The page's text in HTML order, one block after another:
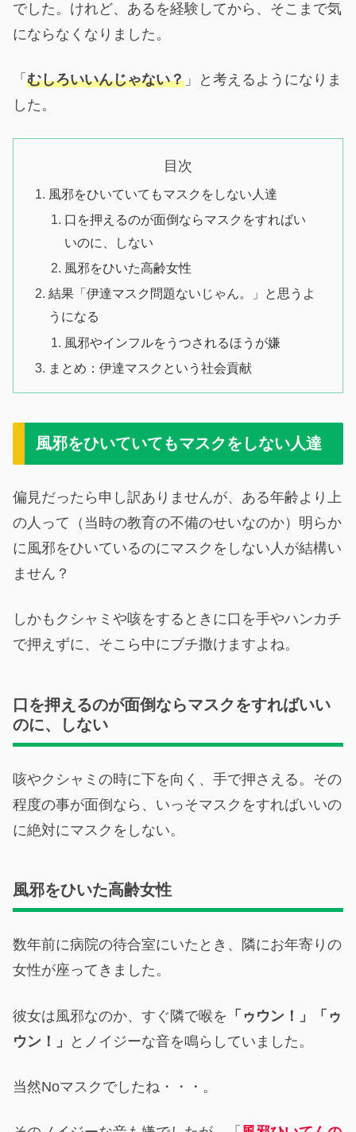
でした。けれど、あるを経験してから、そこまで気
にならなくなりました。
「 むしろいいんじゃない？ 」と考えるようになりま
した。
目次
風邪をひいていてもマスクをしない人達
口を押えるのが面倒ならマスクをすればい
いのに、しない
風邪をひいた高齢女性
結果「伊達マスク問題ないじゃん。」と思うよ
うになる
風邪やインフルをうつされるほうが嫌
まとめ：伊達マスクという社会貢献
風邪をひいていてもマスクをしない人達
偏見だったら申し訳ありませんが、ある年齢より上
の人って（当時の教育の不備のせいなのか）明らか
に風邪をひいているのにマスクをしない人が結構い
ません？
しかもクシャミや咳をするときに口を手やハンカチ
で押えずに、そこら中にブチ撒けますよね。
口を押えるのが面倒ならマスクをすればいい
のに、しない
咳やクシャミの時に下を向く、手で押さえる。その
程度の事が面倒なら、いっそマスクをすればいいの
に絶対にマスクをしない。
風邪をひいた高齢女性
数年前に病院の待合室にいたとき、隣にお年寄りの
女性が座ってきました。
彼女は風邪なのか、すぐ隣で喉を 「ゥウン！」「ゥ
ウン！」
とノイジーな音を鳴らしていました。
当然Noマスクでしたね・・・。